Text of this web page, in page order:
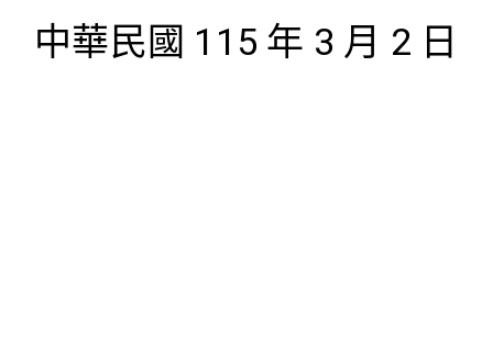
中華民國 115 年 3 月 2 日